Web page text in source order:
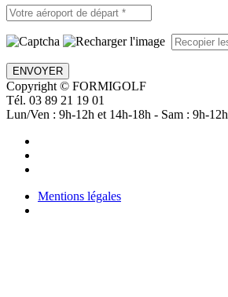
ENVOYER
Copyright © FORMIGOLF
Tél. 03 89 21 19 01
Lun/Ven : 9h-12h et 14h-18h - Sam : 9h-12h
Mentions légales